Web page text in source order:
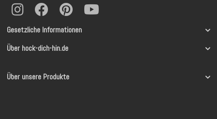
Gesetzliche Informationen
Über hock-dich-hin.de
Über unsere Produkte